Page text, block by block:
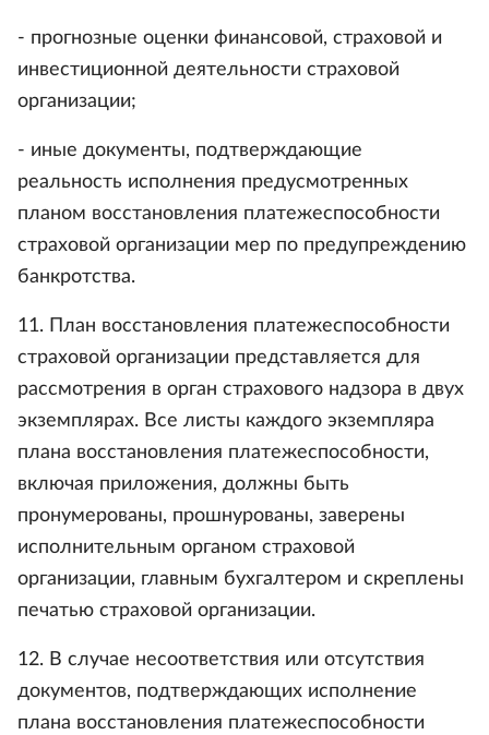
- прогнозные оценки финансовой, страховой и
инвестиционной деятельности страховой
организации;
- иные документы, подтверждающие
реальность исполнения предусмотренных
планом восстановления платежеспособности
страховой организации мер по предупреждению
банкротства.
11. План восстановления платежеспособности
страховой организации представляется для
рассмотрения в орган страхового надзора в двух
экземплярах. Все листы каждого экземпляра
плана восстановления платежеспособности,
включая приложения, должны быть
пронумерованы, прошнурованы, заверены
исполнительным органом страховой
организации, главным бухгалтером и скреплены
печатью страховой организации.
12. В случае несоответствия или отсутствия
документов, подтверждающих исполнение
плана восстановления платежеспособности